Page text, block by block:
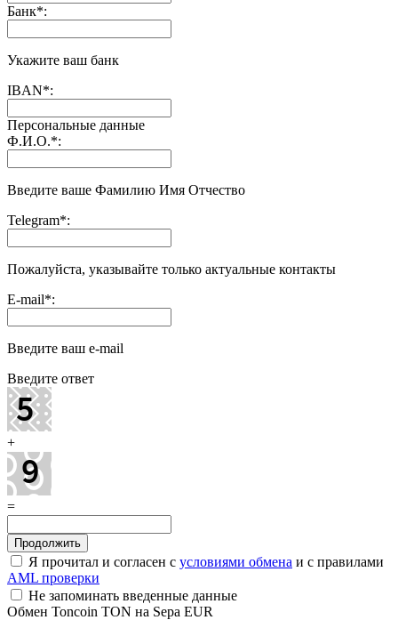
Банк*:
Укажите ваш банк
IBAN*:
Персональные данные
Ф.И.О.*:
Введите ваше Фамилию Имя Отчество
Telegram*:
Пожалуйста, указывайте только актуальные контакты
E-mail*:
Введите ваш e-mail
Введите ответ
+
=
Я прочитал и согласен с условиями обмена и с правилами
AML проверки
Не запоминать введенные данные
Обмен Toncoin TON на Sepa EUR